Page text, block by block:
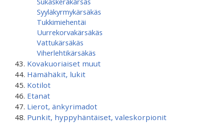
Syyläkyrmykärsäkäs
Tukkimiehentäi
Uurrekorvakärsäkäs
Vattukärsäkäs
Viherlehtikärsäkäs
Kovakuoriaiset muut
Hämähäkit, lukit
Kotilot
Etanat
Lierot, änkyrimadot
Punkit, hyppyhäntäiset, valeskorpionit